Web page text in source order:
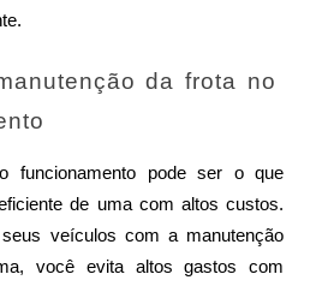
da frota no
funcionamento pode ser o que
de uma com altos custos.
veículos com a manutenção
você evita altos gastos com